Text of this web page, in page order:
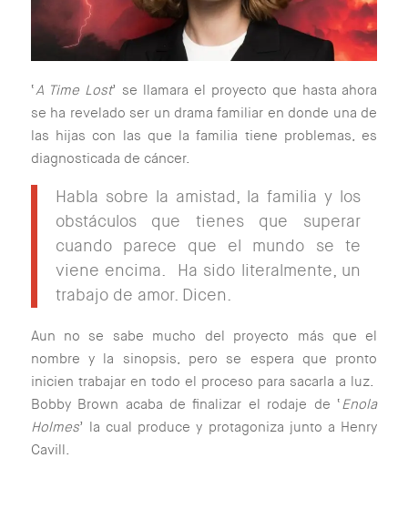
‘A Time Lost’ se llamara el proyecto que hasta ahora
se ha revelado ser un drama familiar en donde una de
las hijas con las que la familia tiene problemas, es
diagnosticada de cáncer.
Habla sobre la amistad, la familia y los
obstáculos que tienes que superar
cuando parece que el mundo se te
viene encima. Ha sido literalmente, un
trabajo de amor. Dicen.
Aun no se sabe mucho del proyecto más que el
nombre y la sinopsis, pero se espera que pronto
inicien trabajar en todo el proceso para sacarla a luz.
Bobby Brown acaba de finalizar el rodaje de ‘Enola
Holmes’ la cual produce y protagoniza junto a Henry
Cavill.